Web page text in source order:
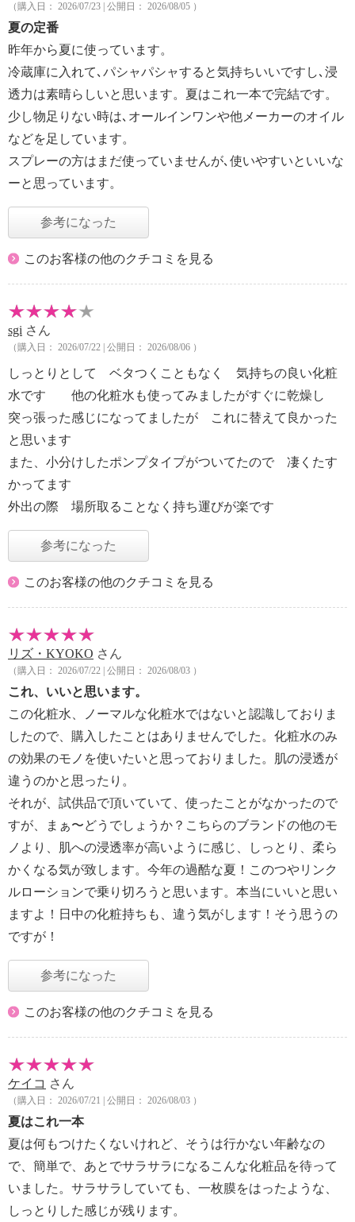
（購入日： 2026/07/23 | 公開日： 2026/08/05 ）
夏の定番
昨年から夏に使っています。
冷蔵庫に入れて､パシャパシャすると気持ちいいですし､浸
透力は素晴らしいと思います。夏はこれ一本で完結です。
少し物足りない時は､オールインワンや他メーカーのオイル
などを足しています。
スプレーの方はまだ使っていませんが､使いやすいといいな
ーと思っています。
参考になった
このお客様の他のクチコミを見る
sgi さん
（購入日： 2026/07/22 | 公開日： 2026/08/06 ）
しっとりとして ベタつくこともなく 気持ちの良い化粧
水です 他の化粧水も使ってみましたがすぐに乾燥し
突っ張った感じになってましたが これに替えて良かった
と思います
また、小分けしたポンプタイプがついてたので 凄くたす
かってます
外出の際 場所取ることなく持ち運びが楽です
参考になった
このお客様の他のクチコミを見る
リズ・KYOKO さん
（購入日： 2026/07/22 | 公開日： 2026/08/03 ）
これ、いいと思います。
この化粧水、ノーマルな化粧水ではないと認識しておりま
したので、購入したことはありませんでした。化粧水のみ
の効果のモノを使いたいと思っておりました。肌の浸透が
違うのかと思ったり。
それが、試供品で頂いていて、使ったことがなかったので
すが、まぁ〜どうでしょうか？こちらのブランドの他のモ
ノより、肌への浸透率が高いように感じ、しっとり、柔ら
かくなる気が致します。今年の過酷な夏！このつやリンク
ルローションで乗り切ろうと思います。本当にいいと思い
ますよ！日中の化粧持ちも、違う気がします！そう思うの
ですが！
参考になった
このお客様の他のクチコミを見る
ケイコ さん
（購入日： 2026/07/21 | 公開日： 2026/08/03 ）
夏はこれ一本
夏は何もつけたくないけれど、そうは行かない年齢なの
で、簡単で、あとでサラサラになるこんな化粧品を待って
いました。サラサラしていても、一枚膜をはったような、
しっとりした感じが残ります。